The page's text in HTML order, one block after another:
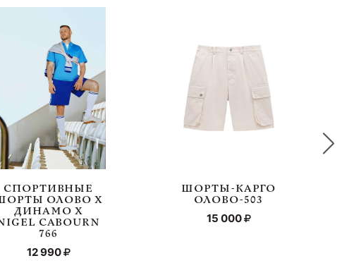
СПОРТИВНЫЕ
ОЛОВО Х
ДИНАМО Х
CABOURN
766
12 990
ШОРТЫ-КАРГО
ОЛОВО-503
15 000